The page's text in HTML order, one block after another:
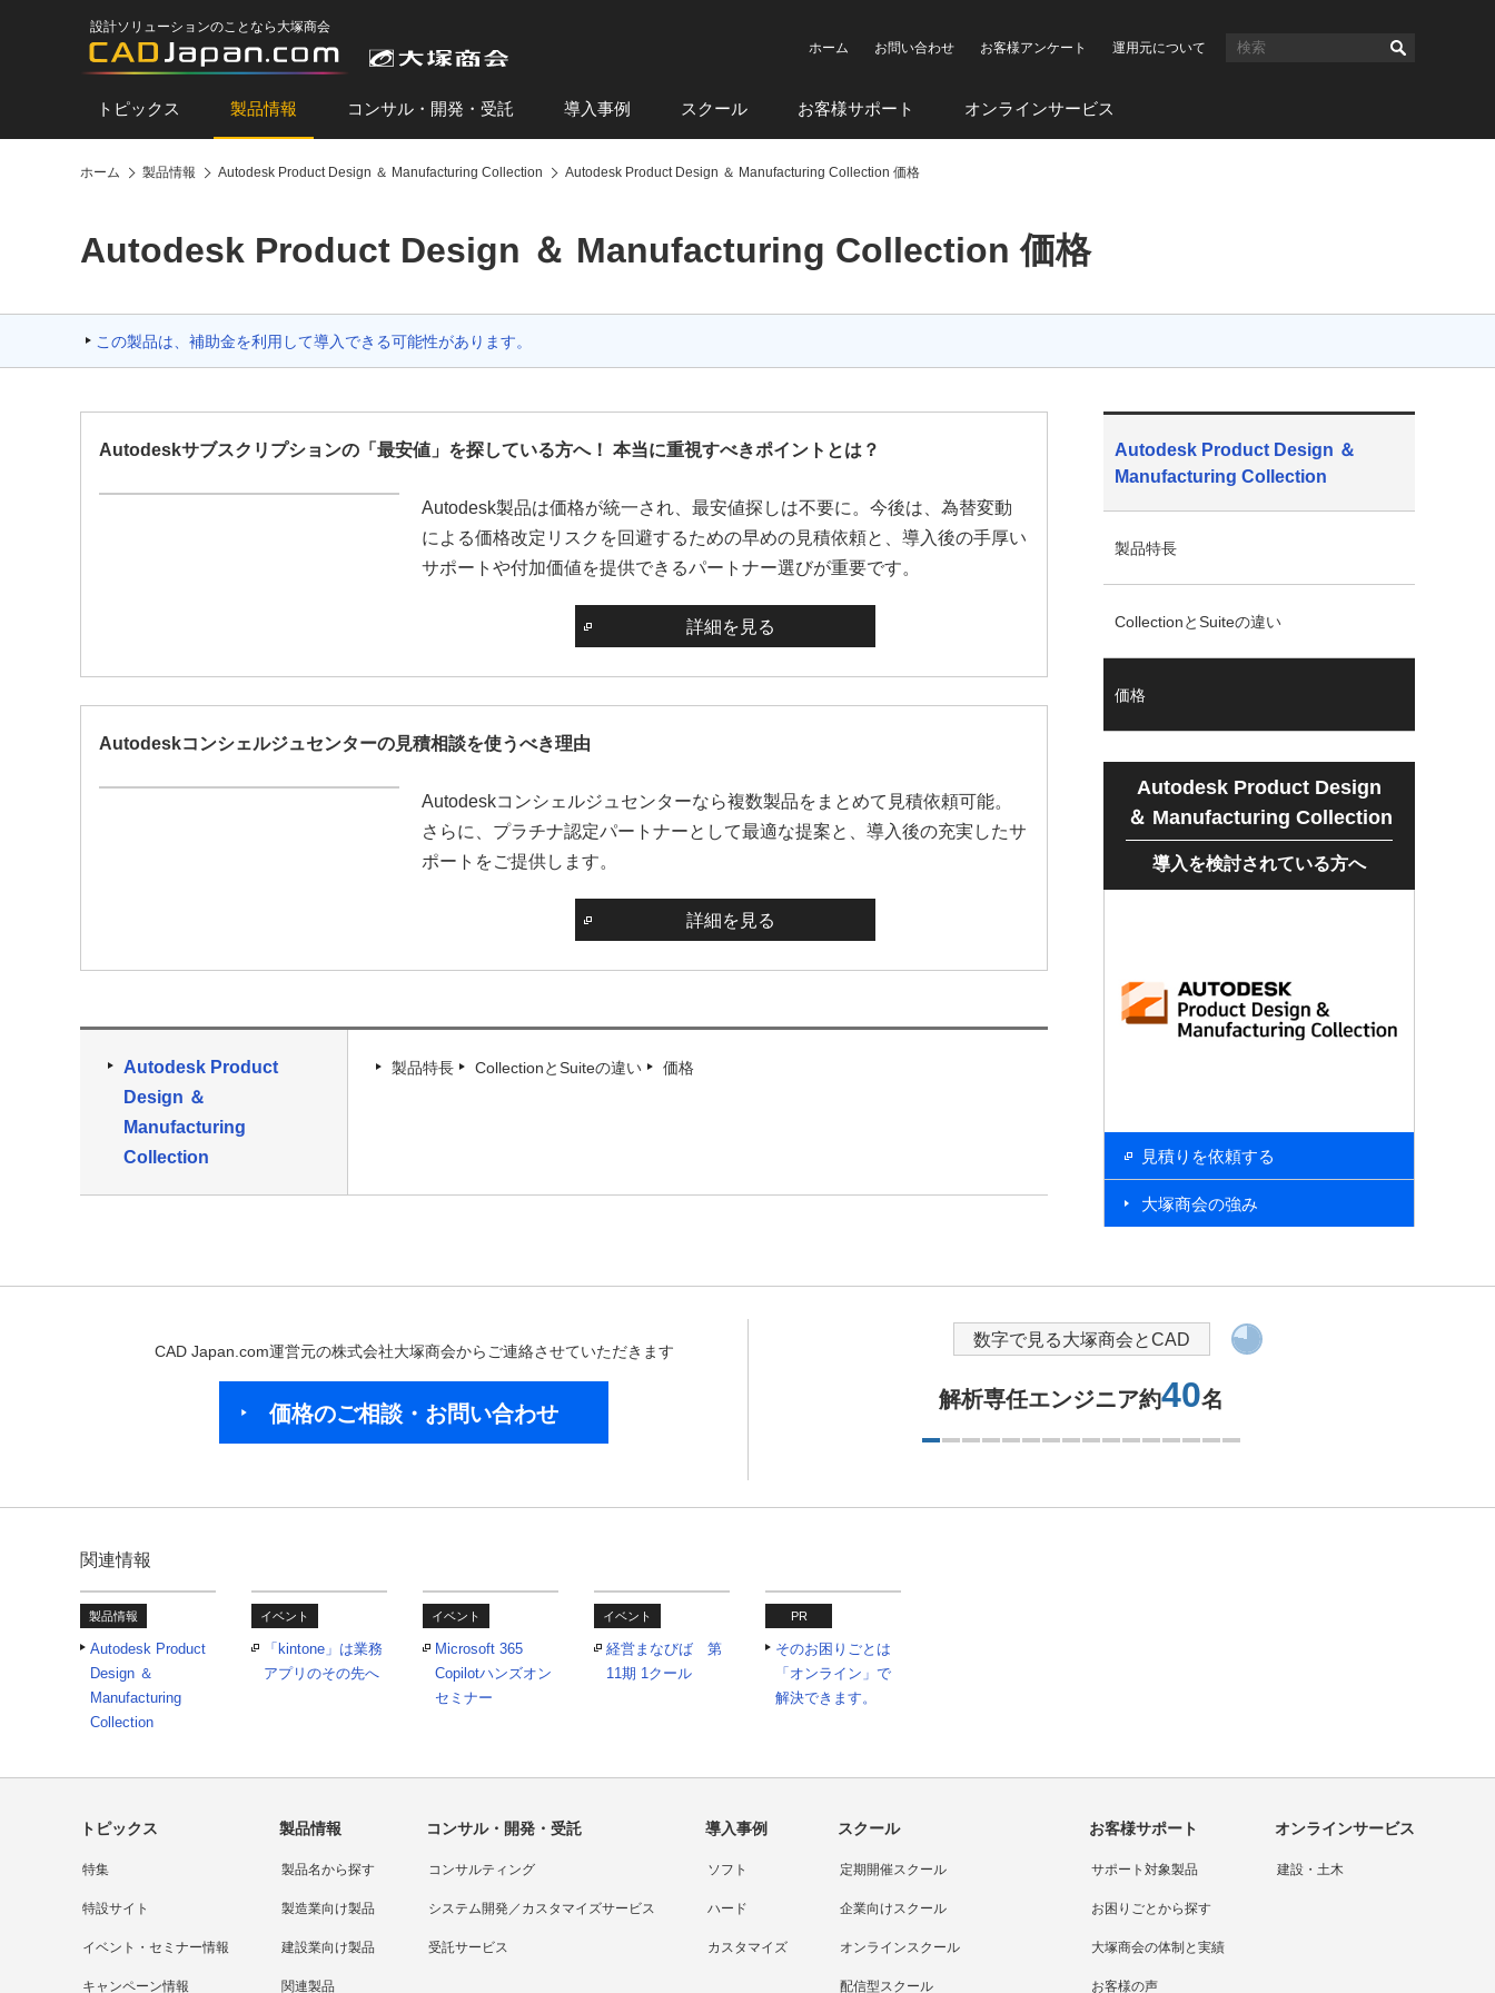
設計ソリューションのことなら大塚商会
ホーム
お問い合わせ お客様アンケート 運用元について
トピックス 製品情報 コンサル・開発・受託 導入事例 スクール お客様サポート オンラインサービス
ホーム 製品情報 Autodesk Product Design ＆ Manufacturing Collection Autodesk Product Design ＆ Manufacturing Collection 価格
Autodesk Product Design ＆ Manufacturing Collection 価格
この製品は、補助金を利用して導入できる可能性があります。
Autodeskサブスクリプションの「最安値」を探している方へ！ 本当に重視すべきポイントとは？
Autodesk製品は価格が統一され、最安値探しは不要に。今後は、為替変動
による価格改定リスクを回避するための早めの見積依頼と、導入後の手厚い
サポートや付加価値を提供できるパートナー選びが重要です。
詳細を見る
Autodeskコンシェルジュセンターの見積相談を使うべき理由
Autodeskコンシェルジュセンターなら複数製品をまとめて見積依頼可能。
さらに、プラチナ認定パートナーとして最適な提案と、導入後の充実したサ
ポートをご提供します。
詳細を見る
Autodesk Product
Design ＆
Manufacturing
Collection
製品特長 CollectionとSuiteの違い 価格
CAD Japan.com運営元の株式会社大塚商会からご連絡させていただきます
価格のご相談・お問い合わせ
数字で見る大塚商会とCAD
解析専任エンジニア約40名
関連情報
製品情報
Autodesk Product
Design ＆
Manufacturing
Collection
イベント
「kintone」は業務
アプリのその先へ
イベント
Microsoft 365
Copilotハンズオン
セミナー
イベント
経営まなびば 第
11期 1クール
PR
そのお困りごとは
「オンライン」で
解決できます。
Autodesk Product Design ＆
Manufacturing Collection
製品特長
CollectionとSuiteの違い
価格
Autodesk Product Design
＆ Manufacturing Collection
導入を検討されている方へ
見積りを依頼する
大塚商会の強み
＆ Manufacturing Collection
導入を検討されている方へ
トピックス
特集
特設サイト
イベント・セミナー情報
キャンペーン情報
製品情報
製品名から探す
製造業向け製品
建設業向け製品
関連製品
コンサル・開発・受託
コンサルティング
システム開発／カスタマイズサービス
受託サービス
導入事例
ソフト
ハード
カスタマイズ
スクール
定期開催スクール
企業向けスクール
オンラインスクール
配信型スクール
お客様サポート
サポート対象製品
お困りごとから探す
大塚商会の体制と実績
お客様の声
オンラインサービス
建設・土木